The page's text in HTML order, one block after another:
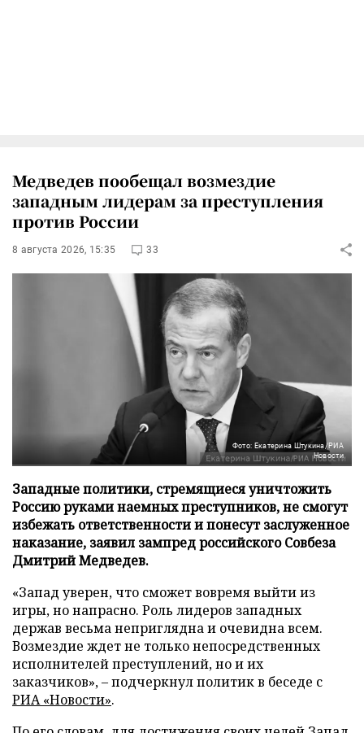
Медведев пообещал возмездие
западным лидерам за преступления
против России
8 августа 2026, 15:35 33
Фото: Екатерина Штукина/РИА
Новости
Западные политики, стремящиеся уничтожить
Россию руками наемных преступников, не смогут
избежать ответственности и понесут заслуженное
наказание, заявил зампред российского Совбеза
Дмитрий Медведев.
«Запад уверен, что сможет вовремя выйти из
игры, но напрасно. Роль лидеров западных
держав весьма неприглядна и очевидна всем.
Возмездие ждет не только непосредственных
исполнителей преступлений, но и их
заказчиков», – подчеркнул политик в беседе с
РИА «Новости».